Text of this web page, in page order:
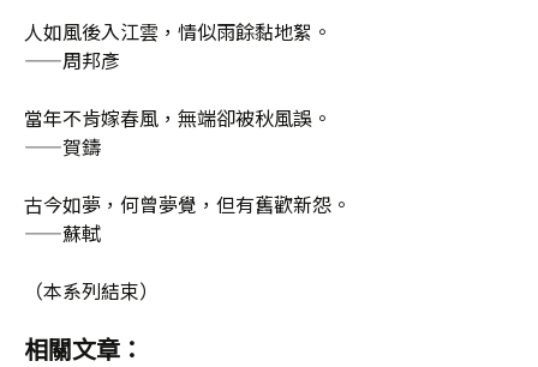
人如風後入江雲，情似雨餘黏地絮。
——周邦彥
當年不肯嫁春風，無端卻被秋風誤。
——賀鑄
古今如夢，何曾夢覺，但有舊歡新怨。
——蘇軾
（本系列結束）
相關文章：